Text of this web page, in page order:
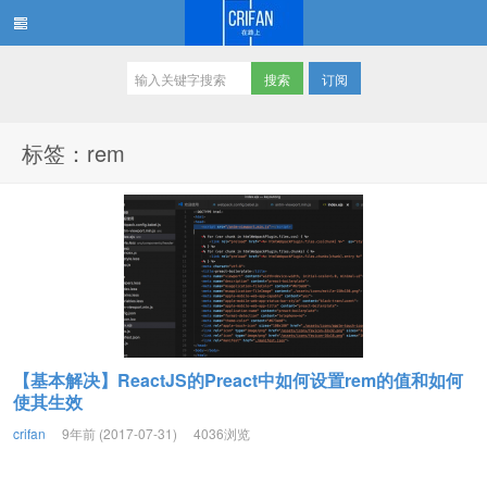
订阅
标签：rem
【基本解决】ReactJS的Preact中如何设置rem的值和如何
使其生效
crifan 9年前 (2017-07-31) 4036浏览